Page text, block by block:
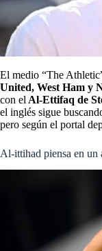
El medio “The
United, West Ham y
con el Al-Ettifaq de
el inglés sigue
pero según el portal
Al-ittihad piensa en un